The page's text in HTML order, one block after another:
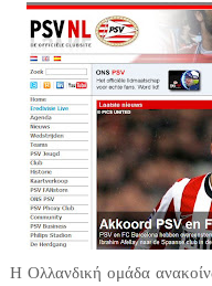
Η Ολλανδική ομάδα